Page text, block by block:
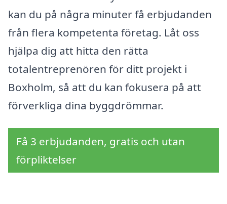
kan du på några minuter få erbjudanden
från flera kompetenta företag. Låt oss
hjälpa dig att hitta den rätta
totalentreprenören för ditt projekt i
Boxholm, så att du kan fokusera på att
förverkliga dina byggdrömmar.
Få 3 erbjudanden, gratis och utan
förpliktelser